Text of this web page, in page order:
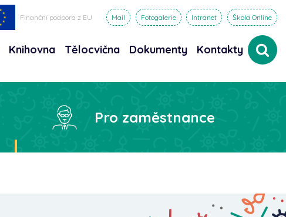
Finanční podpora z EU Mail Fotogalerie Intranet Škola Online
Knihovna Tělocvična Dokumenty Kontakty
Pro zaměstnance